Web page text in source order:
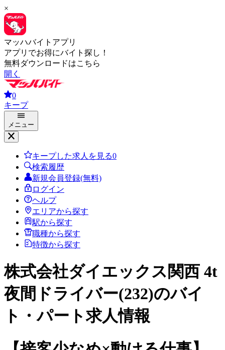
×
マッハバイトアプリ
アプリでお得にバイト探し！
無料ダウンロードはこちら
開く
0
キープ
メニュー
キープした求人を見る0
検索履歴
新規会員登録(無料)
ログイン
ヘルプ
エリアから探す
駅から探す
職種から探す
特徴から探す
株式会社ダイエックス関西 4t
夜間ドライバー(232)のバイ
ト・パート求人情報